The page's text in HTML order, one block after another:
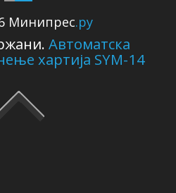
Минипрес.ру
Автоматска
хартија SYM-14